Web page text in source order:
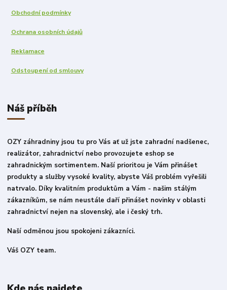
Obchodní podmínky
Ochrana osobních údajů
Reklamace
Odstoupení od smlouvy
Náš příběh
OZY záhradniny jsou tu pro Vás ať už jste zahradní nadšenec,
realizátor, zahradnictví nebo provozujete eshop se
zahradnickým sortimentem. Naší prioritou je Vám přinášet
produkty a služby vysoké kvality, abyste Váš problém vyřešili
natrvalo. Díky kvalitním produktům a Vám - našim stálým
zákazníkům, se nám neustále daří přinášet novinky v oblasti
zahradnictví nejen na slovenský, ale i český trh.
Naší odměnou jsou spokojeni zákazníci.
Váš OZY team.